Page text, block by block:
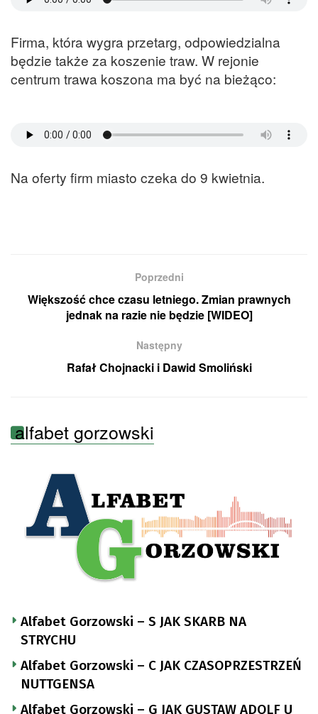
Firma, która wygra przetarg, odpowiedzialna
będzie także za koszenie traw. W rejonie
centrum trawa koszona ma być na bieżąco:
Na oferty firm miasto czeka do 9 kwietnia.
Poprzedni
Większość chce czasu letniego. Zmian prawnych
jednak na razie nie będzie [WIDEO]
Następny
Rafał Chojnacki i Dawid Smoliński
alfabet gorzowski
Alfabet Gorzowski – S JAK SKARB NA
STRYCHU
Alfabet Gorzowski – C JAK CZASOPRZESTRZEŃ
NUTTGENSA
Alfabet Gorzowski – G JAK GUSTAW ADOLF U